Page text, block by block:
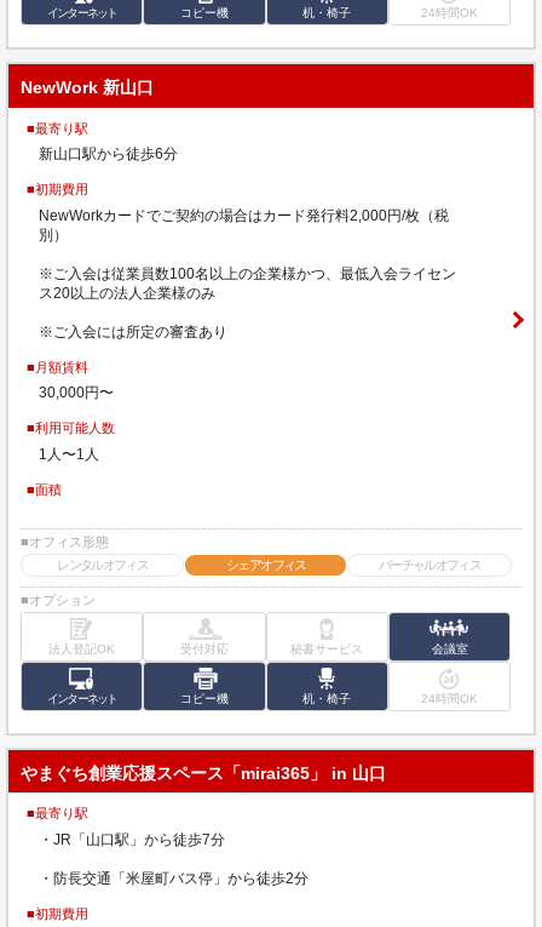
インターネット コピー機 机・椅子 24時間OK
NewWork 新山口
■最寄り駅
新山口駅から徒歩6分
■初期費用
NewWorkカードでご契約の場合はカード発行料2,000円/枚（税
別）
※ご入会は従業員数100名以上の企業様かつ、最低入会ライセン
ス20以上の法人企業様のみ
※ご入会には所定の審査あり
■月額賃料
30,000円〜
■利用可能人数
1人〜1人
■面積
■オフィス形態
レンタルオフィス
シェアオフィス バーチャルオフィス
■オプション
法人登記OK 受付対応 秘書サービス 会議室
インターネット コピー機 机・椅子 24時間OK
やまぐち創業応援スペース「mirai365」 in 山口
■最寄り駅
・JR「山口駅」から徒歩7分
・防長交通「米屋町バス停」から徒歩2分
■初期費用